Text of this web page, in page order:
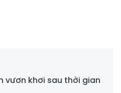
vươn khơi sau thời gian